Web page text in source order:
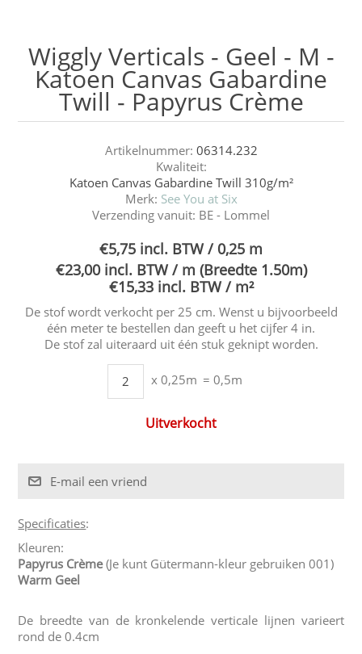
Wiggly Verticals - Geel - M -
Katoen Canvas Gabardine
Twill - Papyrus Crème
Artikelnummer: 06314.232
Kwaliteit:
Katoen Canvas Gabardine Twill 310g/m²
Merk: See You at Six
Verzending vanuit: BE - Lommel
€5,75 incl. BTW / 0,25 m
€23,00 incl. BTW / m (Breedte 1.50m)
€15,33 incl. BTW / m²
De stof wordt verkocht per 25 cm. Wenst u bijvoorbeeld
één meter te bestellen dan geeft u het cijfer 4 in.
De stof zal uiteraard uit één stuk geknipt worden.
x 0,25m = 0,5m
Uitverkocht
Specificaties:
Kleuren:
Papyrus Crème(Je kunt Gütermann-kleur gebruiken 001)
Warm Geel
De breedte van de kronkelende verticale lijnen varieert
rond de 0.4cm